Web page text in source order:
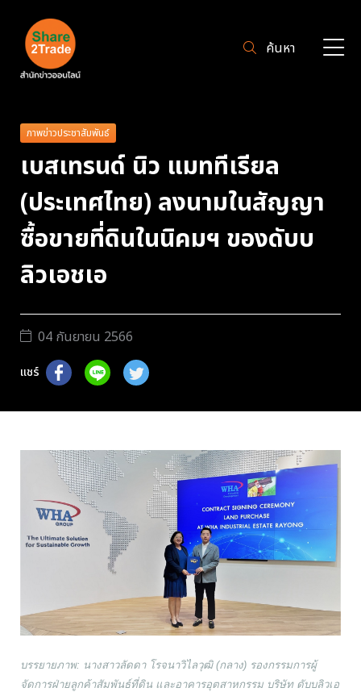
ค้นหา
ภาพข่าวประชาสัมพันธ์
เบสเทรนด์ นิว แมททีเรียล
(ประเทศไทย) ลงนามในสัญญา
ซื้อขายที่ดินในนิคมฯ ของดับบ
ลิวเอชเอ
04 กันยายน 2566
แชร์
บรรยายภาพ: นางสาวลัดดา โรจนาวิไลวุฒิ (กลาง) รองกรรมการผู้
จัดการฝ่ายลูกค้าสัมพันธ์ที่ดิน และอาคารอุตสาหกรรม บริษัท ดับบลิวเอ